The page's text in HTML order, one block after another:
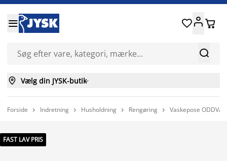


 
 Vælg din JYSK-butik
Forside  Indretning  Husholdning  Rengøring  Vaskepose
FAST LAV PRIS